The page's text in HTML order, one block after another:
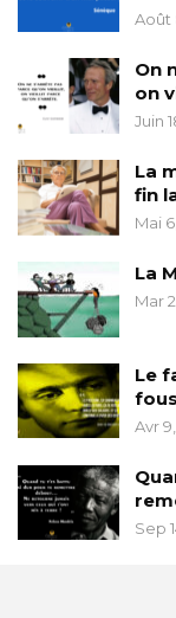
Août
On
on
Juin
La
fin
Mai
La
Mar
Le
Avr
Sep